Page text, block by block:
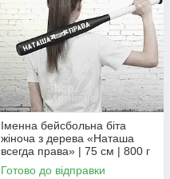
Іменна бейсбольна біта
жіноча з дерева «Наташа
всегда права» | 75 см | 800 г
Готово до відправки